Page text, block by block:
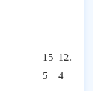
15
5
12.
4